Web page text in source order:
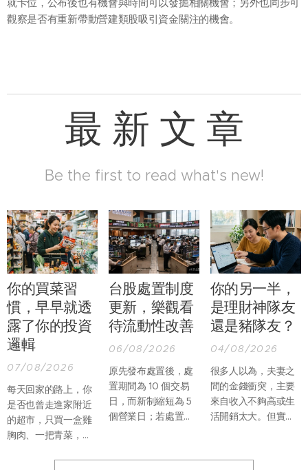
觀察是否有重新帶動營建類股吸引資金關注的機會。
最 新 文 章
Be the first to read what's new!
你的買菜習
慣，早早就透
露了你的投資
邏輯
07/08/2026
每天回家的路上，你
是否也曾走進家附近
的超市，只買一盒雞
胸肉、一把青菜，再
台股處置制度
更新，樂觀看
待流動性改善
06/08/2026
原先發布處置後，處
置期間為 10 個交易
日，而新制縮短為 5
個營業日；若處置期
處置期間則由增長至
你的另一半，
是理財神隊友
還是豬隊友？
04/08/2026
很多人以為，夫妻之
間的金錢衝突，主要
來自收入不夠高或生
活開銷太大。但實際
「沒有錢」，而是兩